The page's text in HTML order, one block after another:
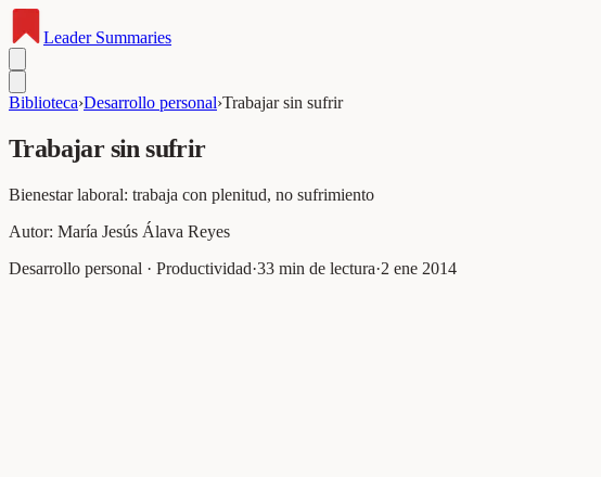
LeaderSummaries
Biblioteca›Desarrollo personal›Trabajar sin sufrir
Trabajar sin sufrir
Bienestar laboral: trabaja con plenitud, no sufrimiento
Autor: María Jesús Álava Reyes
Desarrollo personal · Productividad·33 min de lectura·2 ene 2014